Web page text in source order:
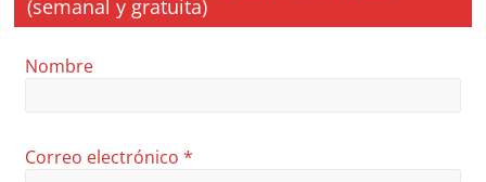
(semanal y gratuita)
Nombre
Correo electrónico*